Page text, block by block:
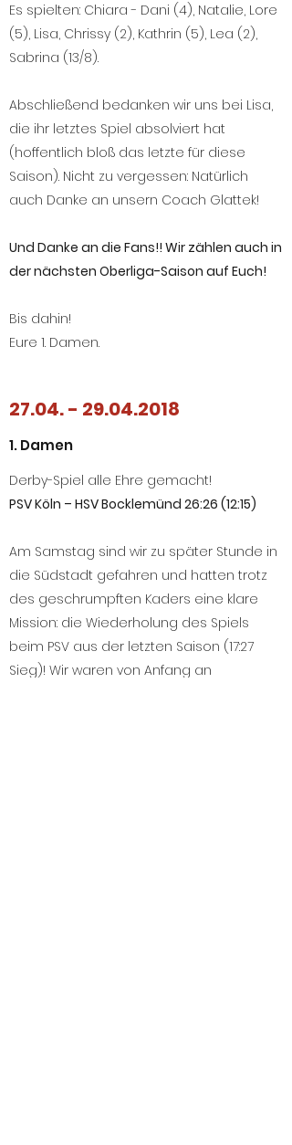
Es spielten: Chiara - Dani (4), Natalie, Lore
(5), Lisa, Chrissy (2), Kathrin (5), Lea (2),
Sabrina (13/8).
Abschließend bedanken wir uns bei Lisa,
die ihr letztes Spiel absolviert hat
(hoffentlich bloß das letzte für diese
Saison). Nicht zu vergessen: Natürlich
auch Danke an unsern Coach Glattek!
Und Danke an die Fans!! Wir zählen auch in
der nächsten Oberliga-Saison auf Euch!
Bis dahin!
Eure 1. Damen.
27.04. - 29.04.2018
1. Damen
Derby-Spiel alle Ehre gemacht!
PSV Köln – HSV Bocklemünd 26:26 (12:15)
Am Samstag sind wir zu später Stunde in
die Südstadt gefahren und hatten trotz
des geschrumpften Kaders eine klare
Mission: die Wiederholung des Spiels
beim PSV aus der letzten Saison (17:27
Sieg)! Wir waren von Anfang an